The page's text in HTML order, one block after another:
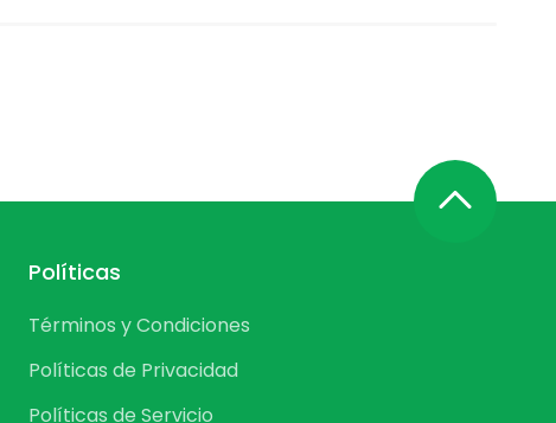
Políticas
Términos y Condiciones
Políticas de Privacidad
Políticas de Servicio